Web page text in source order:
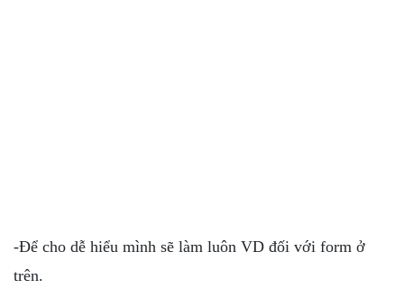
-Để cho dễ hiểu mình sẽ làm luôn VD đối với form ở
trên.